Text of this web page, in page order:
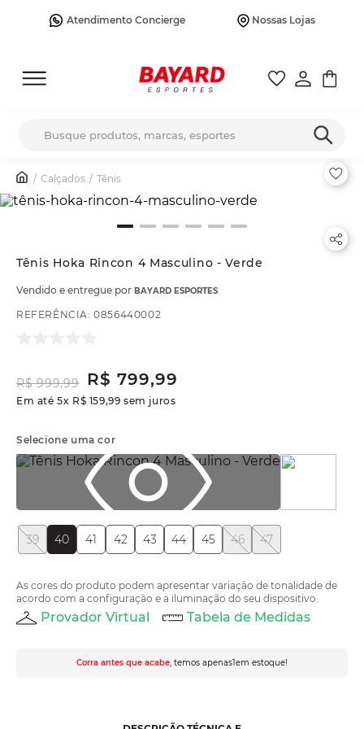
Atendimento Concierge Nossas Lojas
Calçados Tênis
Tênis Hoka Rincon 4 Masculino - Verde
Vendido e entregue por BAYARD ESPORTES
REFERÊNCIA:0856440002
R$ 999,99 R$ 799,99
Em até5x R$ 159,99 sem juros
Selecione uma cor
39 40 41 42 43 44 45 46 47
As cores do produto podem apresentar variação de tonalidade de
acordo com a configuração e a iluminação do seu dispositivo.
Provador Virtual Tabela de Medidas
Corra antes que acabe , temos apenas1em estoque!